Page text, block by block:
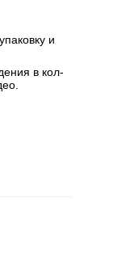
и
в кол-